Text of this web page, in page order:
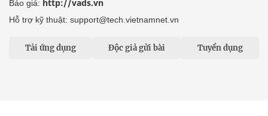
Báo giá: http://vads.vn
Hỗ trợ kỹ thuật: support@tech.vietnamnet.vn
Tải ứng dụng Độc giả gửi bài Tuyển dụng